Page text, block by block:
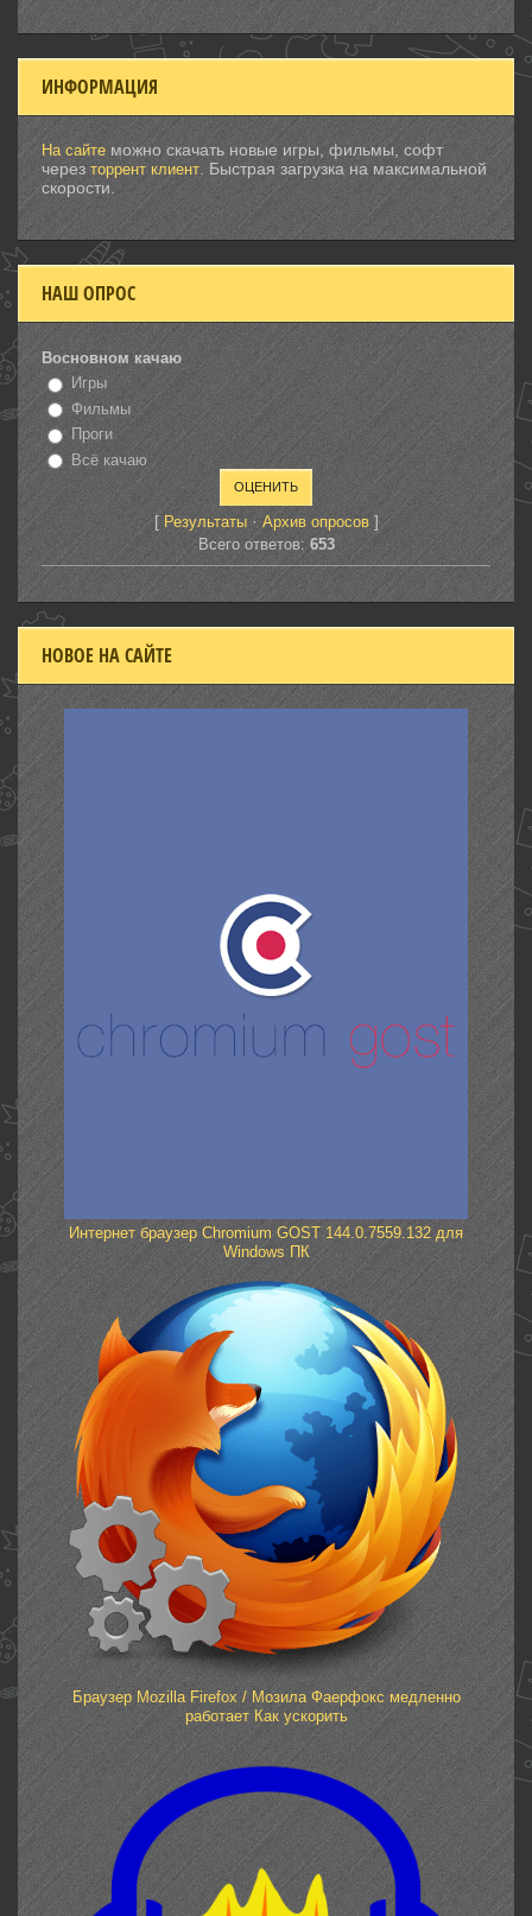
ИНФОРМАЦИЯ
На сайте можно скачать новые игры, фильмы, софт
через торрент клиент . Быстрая загрузка на максимальной
скорости.
НАШ ОПРОС
Восновном качаю
Игры
Фильмы
Проги
Всё качаю
[ Результаты· Архив опросов]
Всего ответов: 653
НОВОЕ НА САЙТЕ
Интернет браузер Chromium GOST 144.0.7559.132 для
Windows ПК
Браузер Mozilla Firefox / Мозила Фаерфокс медленно
работает Как ускорить